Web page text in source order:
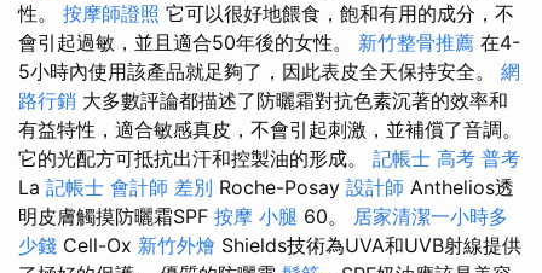
性。 按摩師證照 它可以很好地餵食，飽和有用的成分，不
會引起過敏，並且適合50年後的女性。 新竹整骨推薦 在4-
5小時內使用該產品就足夠了，因此表皮全天保持安全。 網
路行銷 大多數評論都描述了防曬霜對抗色素沉著的效率和
有益特性，適合敏感真皮，不會引起刺激，並補償了音調。
它的光配方可抵抗出汗和控製油的形成。 記帳士 高考 普考
La 記帳士 會計師 差別 Roche-Posay 設計師 Anthelios透
明皮膚觸摸防曬霜SPF 按摩 小腿 60。 居家清潔一小時多
少錢 Cell-Ox 新竹外燴 Shields技術為UVA和UVB射線提供